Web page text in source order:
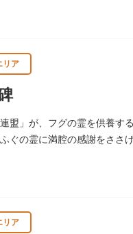
リア
連盟」が、フグの霊を供養
ぐの霊に満腔の感謝をささ
リア